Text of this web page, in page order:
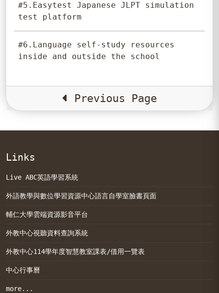
#5.Easytest Japanese JLPT simulation
test platform
#6.Language self-study resources
inside and outside the school
Previous Page
Links
Live ABC英語學習系統
外語教學與數位學習資源中心語言自學室臉書頁面
輔仁大學雲端資源影音平台
外教中心視聽資料查詢系統
外教中心114學年度智慧教室課表/借用一覽表
中心行事曆
more...